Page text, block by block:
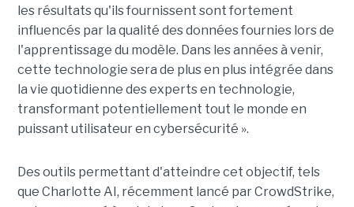
les résultats qu'ils fournissent sont fortement
influencés par la qualité des données fournies lors de
l'apprentissage du modèle. Dans les années à venir,
cette technologie sera de plus en plus intégrée dans
la vie quotidienne des experts en technologie,
transformant potentiellement tout le monde en
puissant utilisateur en cybersécurité ».
Des outils permettant d'atteindre cet objectif, tels
que Charlotte AI, récemment lancé par CrowdStrike,